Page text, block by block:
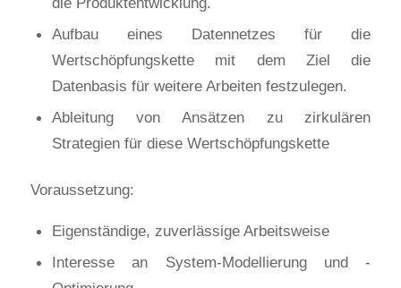
Aufbau eines Datennetzes für die
Wertschöpfungskette mit dem Ziel die
Datenbasis für weitere Arbeiten festzulegen.
Ableitung von Ansätzen zu zirkulären
Strategien für diese Wertschöpfungskette
Voraussetzung:
Eigenständige, zuverlässige Arbeitsweise
Interesse an System-Modellierung und -